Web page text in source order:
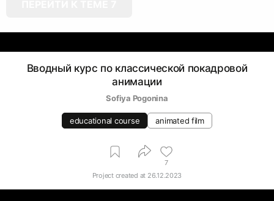
Вводный курс по классической покадровой
анимации
Sofiya Pogonina
educational course animated film
7
Project created at 26.12.2023